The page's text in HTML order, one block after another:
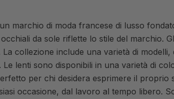
marchio di moda francese di lusso
da sole riflette lo stile del marchio.
collezione include una varietà di
Le lenti sono disponibili in una varietà di
per chi desidera esprimere il
occasione, dal lavoro al tempo libero.